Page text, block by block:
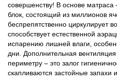
совершенству! В основе
блок, состоящий из миллионов
беспрепятственно циркулирует
способствует естественной
испарению лишней влаги,
дни. Дополнительная
периметру – это залог
скапливаются застойные запахи